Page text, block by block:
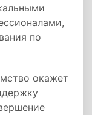
по
окажет